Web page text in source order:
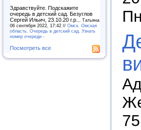
Здравствуйте. Подскажите
очередь в детский сад. Безуглов
Сергей Ильич, 23.10.20 г.р... Татьяна
06 сентября 2022, 17:42 // Омск. Омская
область. Очередь в детский сад. Узнать
номер очереди -
Посмотреть все